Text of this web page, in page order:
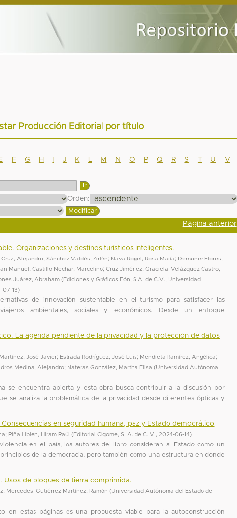
Producción Editorial por título
E F G H J K M N O P Q R S T U
V
Orden:
Página anterior
Organizaciones y destinos turísticos inteligentes.
Cruz, Alejandro;Sánchez Valdés, Arlén; Nava Rogel, Rosa María; Demuner Flores,
Manuel ;Castillo Nechar, Marcelino;Cruz Jiménez, Graciela;Velázquez Castro,
Juárez, Abraham (Ediciones y Gráficos Eón, S.A. de C.V., Universidad
07-13)
de innovación sustentable en el turismo para satisfacer las
ambientales, sociales y económicos. Desde un enfoque
La agenda pendiente de la privacidad y la protección de datos
José Javier; Estrada Rodríguez, José Luis; Mendieta Ramírez, Angélica;
Medina, Alejandro; Nateras González, Martha Elisa (Universidad Autónoma
se encuentra abierta y esta obra busca contribuir a la discusión por
se analiza la problemática de la privacidad desde diferentes ópticas y
en seguridad humana, paz y Estado democrático
; Piña Libien, Hiram Raúl (Editorial Cigome, S. A. de C. V. 2024-06-14)
en el país, los autores del libro consideran al Estado como un
de la democracia, pero también como una estructura en donde
Usos de bloques de tierra comprimida.
Mercedes;Gutiérrez Martínez, Ramón (Universidad Autónoma del Estado de
en estas páginas es una propuesta viable para la autoconstrucción